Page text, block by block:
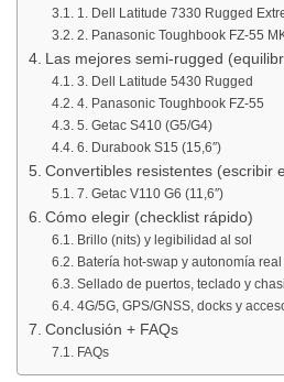
1. Dell Latitude 7330 Rugged
2. Panasonic Toughbook FZ-55
Las mejores semi-rugged
3. Dell Latitude 5430 Rugged
4. Panasonic Toughbook FZ-55
5. Getac S410 (G5/G4)
6. Durabook S15 (15,6″)
Convertibles resistentes (escribir
7. Getac V110 G6 (11,6″)
Cómo elegir (checklist rápido)
Brillo (nits) y legibilidad al sol
Batería hot-swap y autonomía
Sellado de puertos, teclado y
4G/5G, GPS/GNSS, docks y
Conclusión + FAQs
FAQs